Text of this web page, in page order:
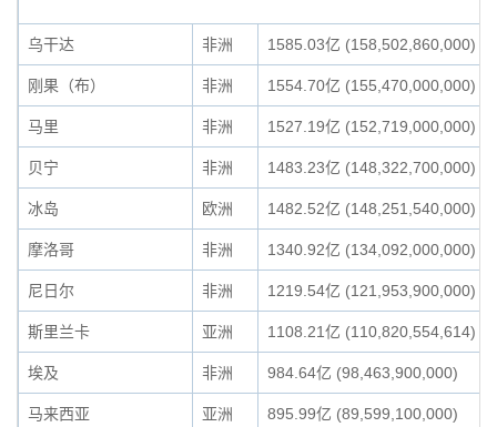
乌干达 非洲 1585.03亿 (158,502,860,000)
刚果（布） 非洲 1554.70亿 (155,470,000,000)
马里 非洲 1527.19亿 (152,719,000,000)
贝宁 非洲 1483.23亿 (148,322,700,000)
冰岛 欧洲 1482.52亿 (148,251,540,000)
摩洛哥 非洲 1340.92亿 (134,092,000,000)
尼日尔 非洲 1219.54亿 (121,953,900,000)
斯里兰卡 亚洲 1108.21亿 (110,820,554,614)
埃及 非洲 984.64亿 (98,463,900,000)
马来西亚 亚洲 895.99亿 (89,599,100,000)